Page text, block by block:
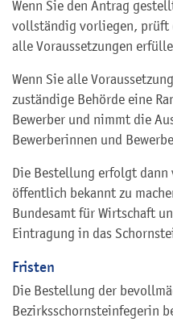
Wenn Sie den Antrag
vollständig vorliegen, prüft
alle Voraussetzungen
Wenn Sie alle
zuständige Behörde eine
Bewerber und nimmt die
Bewerberinnen und
Die Bestellung erfolgt dann
öffentlich bekannt zu
Bundesamt für Wirtschaft
Eintragung in das
Fristen
Die Bestellung der
Bezirksschornsteinfegerin